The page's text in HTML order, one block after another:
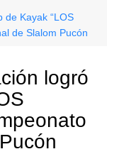
de Kayak “LOS
de Slalom Pucón
logró